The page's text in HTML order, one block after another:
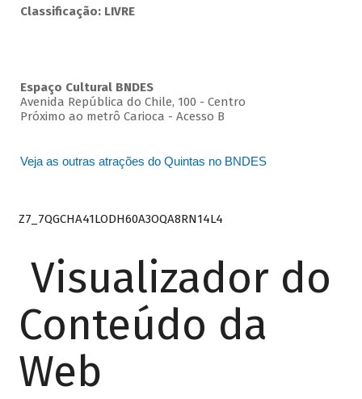
Classificação: LIVRE
Espaço Cultural BNDES
Avenida República do Chile, 100 - Centro
Próximo ao metrô Carioca - Acesso B
Veja as outras atrações do Quintas no BNDES
Z7_7QGCHA41LODH60A3OQA8RN14L4
Visualizador do
Conteúdo da
Web